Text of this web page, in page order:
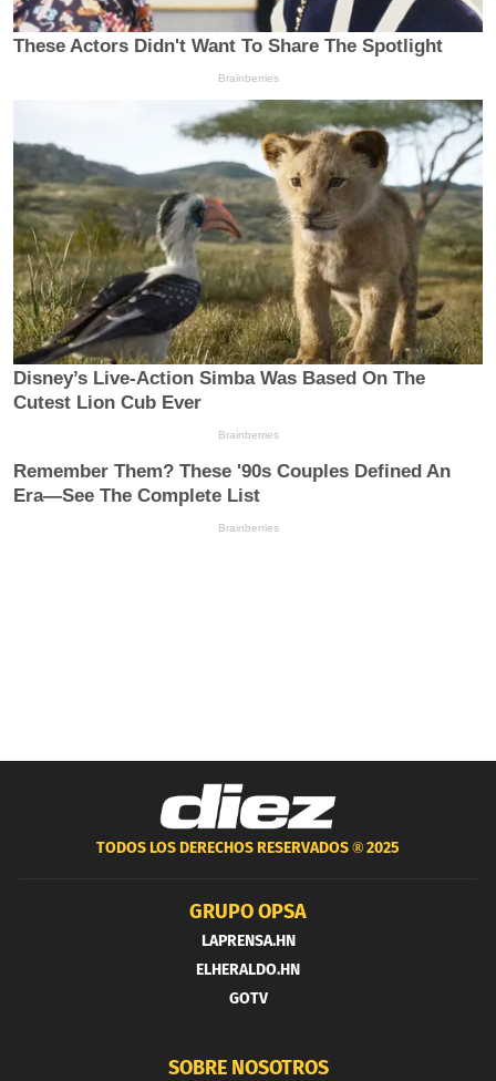
TODOS LOS DERECHOS RESERVADOS ®2025
GRUPO OPSA
LAPRENSA.HN
ELHERALDO.HN
GOTV
SOBRE NOSOTROS